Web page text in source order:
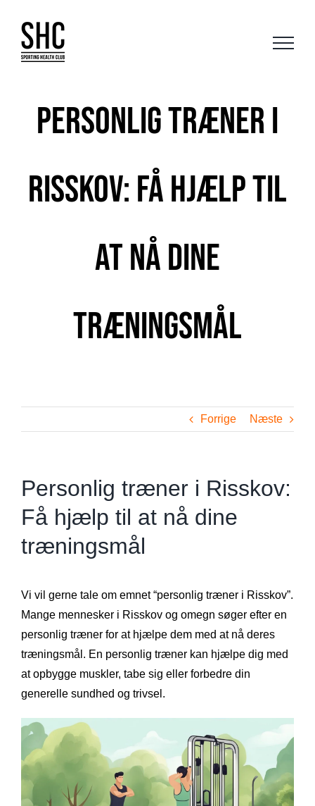
content
Personlig træner i
Risskov: Få hjælp til
at nå dine
træningsmål
Forrige Næste
Personlig træner i Risskov:
Få hjælp til at nå dine
træningsmål
Vi vil gerne tale om emnet “personlig træner i Risskov”.
Mange mennesker i Risskov og omegn søger efter en
personlig træner for at hjælpe dem med at nå deres
træningsmål. En personlig træner kan hjælpe dig med
at opbygge muskler, tabe sig eller forbedre din
generelle sundhed og trivsel.